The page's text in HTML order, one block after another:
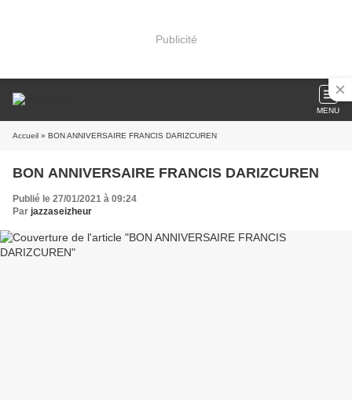
Publicité
MENU
Accueil » BON ANNIVERSAIRE FRANCIS DARIZCUREN
BON ANNIVERSAIRE FRANCIS DARIZCUREN
Publié le 27/01/2021 à 09:24
Par jazzaseizheur